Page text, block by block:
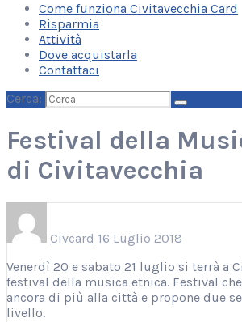
Come funziona Civitavecchia Card
Risparmia
Attività
Dove acquistarla
Contattaci
Cerca:
Festival della
di Civitavecchia
Civcard 16 Luglio 2018
Venerdì 20 e sabato 21 luglio si terrà a
festival della musica etnica. Festival
ancora di più alla città e propone due
livello.